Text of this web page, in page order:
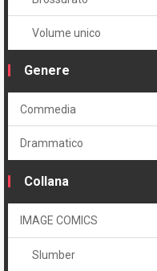
Volume unico
Genere
Commedia
Drammatico
Collana
IMAGE COMICS
Slumber